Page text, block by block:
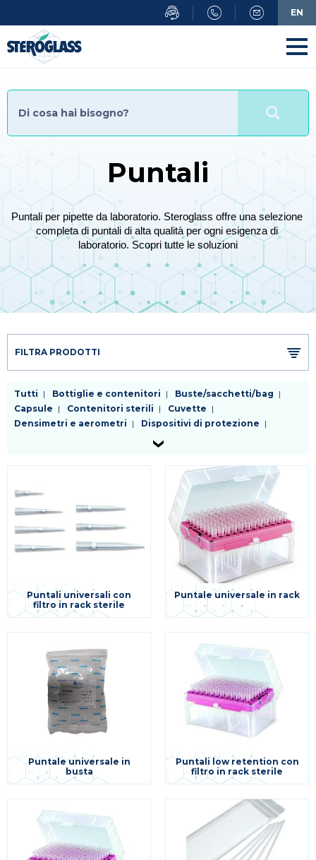
al
contenuto
principale
Puntali
Puntali per pipette da laboratorio. Steroglass offre una selezione
completa di puntali di alta qualità per ogni esigenza di
laboratorio. Scopri tutte le soluzioni
FILTRA PRODOTTI
Tutti Bottiglie e contenitori
Buste/sacchetti/bag
Capsule
Contenitori sterili
Cuvette
Densimetri e aerometri
Dispositivi di protezione
Filtri da laboratorio
Piastre
Pinzetteria e morsetteria
Pipette
Raccordi e rubinetti
Reagenti
Refrigeranti
Sostegni e supporti
Tappi
Tubi
Vetreria da laboratorio Varie
Puntali universali con
filtro in rack sterile
Puntale universale in rack
Puntale universale in
busta
Puntali low retention con
filtro in rack sterile
EN